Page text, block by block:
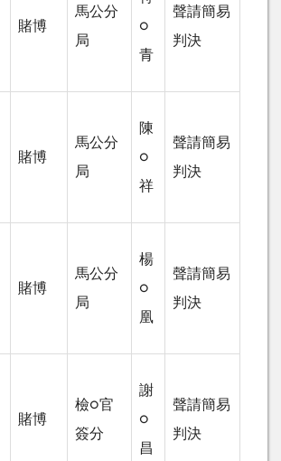
賭博
馬公分
局
○
青
聲請簡易
判決
賭博
馬公分
局
陳
○
祥
聲請簡易
判決
賭博
馬公分
局
楊
○
凰
聲請簡易
判決
賭博
檢○官
簽分
謝
○
昌
聲請簡易
判決